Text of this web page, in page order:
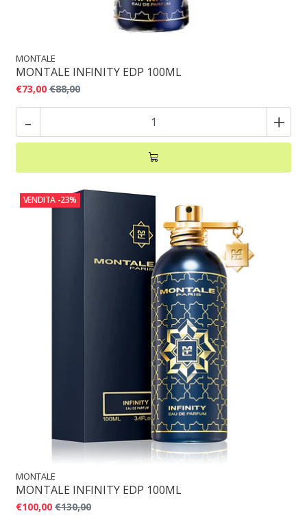
MONTALE
MONTALE INFINITY EDP 100ML
€73,00 €88,00
- +
VENDITA -23%
MONTALE
MONTALE INFINITY EDP 100ML
€100,00 €130,00